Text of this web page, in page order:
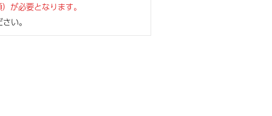
が必要となります。
い。